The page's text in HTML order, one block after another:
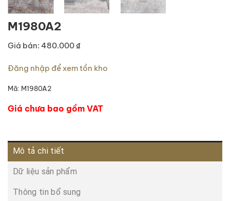
M1980A2
Giá bán: 480.000 ₫
Đăng nhập để xem tồn kho
Mã: M1980A2
Giá chưa bao gồm VAT
Mô tả chi tiết
Dữ liệu sản phẩm
Thông tin bổ sung